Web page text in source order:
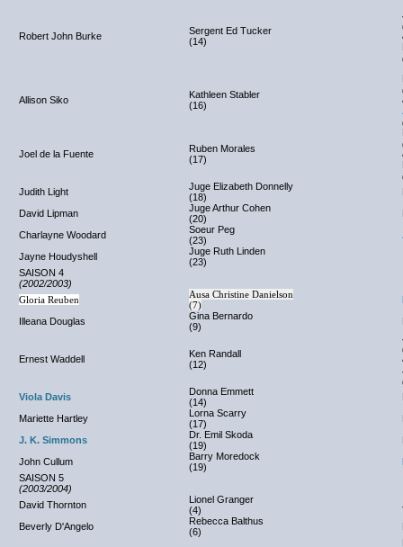
Robert John Burke
Sergent Ed Tucker
(14)
Allison Siko
Kathleen Stabler
(16)
Joel de la Fuente
Ruben Morales
(17)
Judith Light
Juge Elizabeth Donnelly
(18)
David Lipman
Juge Arthur Cohen
(20)
Charlayne Woodard
Soeur Peg
(23)
Jayne Houdyshell
Juge Ruth Linden
(23)
SAISON 4
(2002/2003)
Gloria Reuben
Ausa Christine Danielson
(7)
Illeana Douglas
Gina Bernardo
(9)
Ernest Waddell
Ken Randall
(12)
Viola Davis
Donna Emmett
(14)
Mariette Hartley
Lorna Scarry
(17)
J. K. Simmons
Dr. Emil Skoda
(19)
John Cullum
Barry Moredock
(19)
SAISON 5
(2003/2004)
David Thornton
Lionel Granger
(4)
Beverly D'Angelo
Rebecca Balthus
(6)